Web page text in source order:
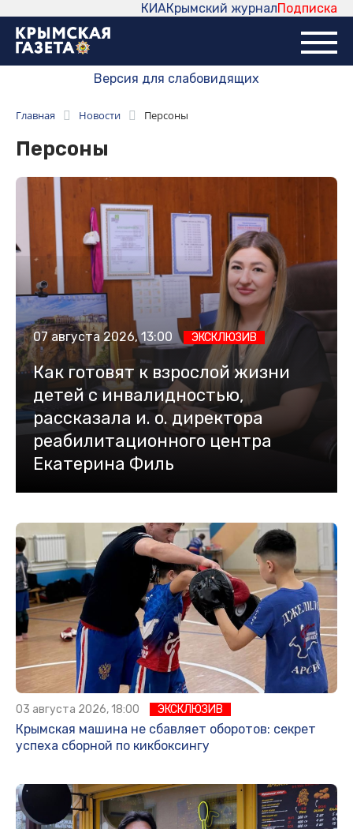
Подписка
Крымский журнал
КИА
Версия для слабовидящих
Главная Новости Персоны
Персоны
07 августа 2026, 13:00 ЭКСКЛЮЗИВ
Как готовят к взрослой жизни
детей с инвалидностью,
рассказала и. о. директора
реабилитационного центра
Екатерина Филь
03 августа 2026, 18:00 ЭКСКЛЮЗИВ
Крымская машина не сбавляет оборотов: секрет
успеха сборной по кикбоксингу